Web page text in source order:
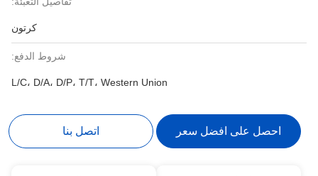
كرتون
شروط الدفع:
L/C، D/A، D/P، T/T، Western Union
احصل على افضل سعر اتصل بنا